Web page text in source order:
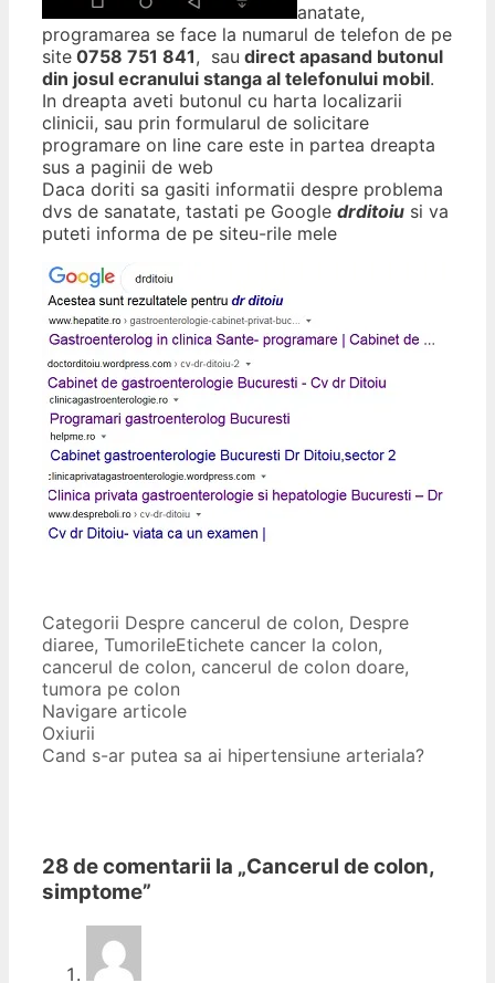
anatate,
programarea se face la numarul de telefon de pe
site 0758 751 841, sau direct apasand butonul
din josul ecranului stanga al telefonului mobil.
In dreapta aveti butonul cu harta localizarii
clinicii, sau prin formularul de solicitare
programare on line care este in partea dreapta
sus a paginii de web
Daca doriti sa gasiti informatii despre problema
dvs de sanatate, tastati pe Google drditoiu si va
puteti informa de pe siteu-rile mele
Categorii Despre cancerul de colon, Despre
diaree, TumorileEtichete cancer la colon,
cancerul de colon, cancerul de colon doare,
tumora pe colon
Navigare articole
Oxiurii
Cand s-ar putea sa ai hipertensiune arteriala?
28 de comentarii la „Cancerul de colon,
simptome”